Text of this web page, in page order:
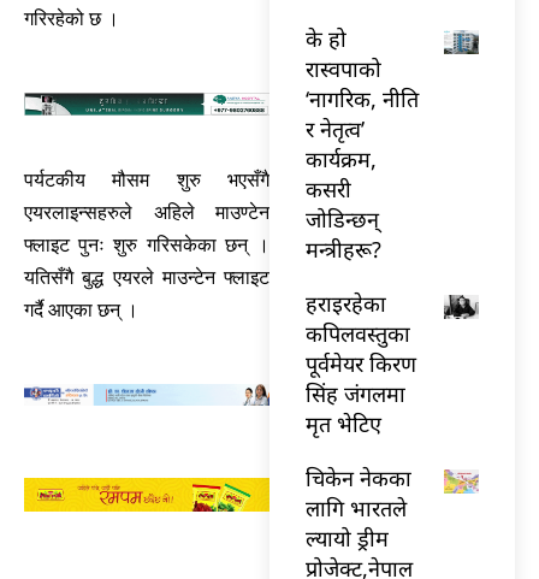
गरिरहेको छ ।
पर्यटकीय मौसम शुरु भएसँगै
एयरलाइन्सहरुले अहिले माउण्टेन
फ्लाइट पुनः शुरु गरिसकेका छन् ।
यतिसँगै बुद्ध एयरले माउन्टेन फ्लाइट
गर्दै आएका छन् ।
के हो
रास्वपाको
‘नागरिक, नीति
र नेतृत्व’
कार्यक्रम,
कसरी
जोडिन्छन्
मन्त्रीहरू?
हराइरहेका
कपिलवस्तुका
पूर्वमेयर किरण
सिंह जंगलमा
मृत भेटिए
चिकेन नेकका
लागि भारतले
ल्यायो ड्रीम
प्रोजेक्ट,नेपाल